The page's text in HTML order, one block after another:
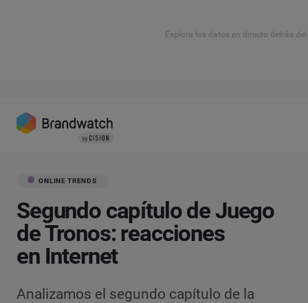
Explora los datos en directo detrás
ONLINE TRENDS
Segundo capítulo de Juego
de Tronos: reacciones
en Internet
Analizamos el segundo capítulo de la